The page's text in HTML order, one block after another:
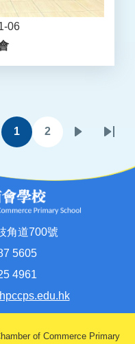
06
目
頁
面
1 2
頁
Last
角道700號
5605
4961
of Commerce Primary